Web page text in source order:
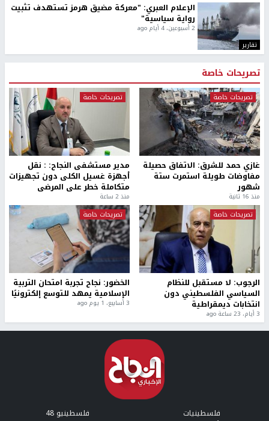
تقارير
الإعلام العبري: "معركة مضيق هرمز تستهدف تثبيت
رواية سياسية"
2 أسبوعين، 4 أيام ago
تصريحات خاصة
تصريحات خاصة
غازي حمد للشرق: الاتفاق حصيلة
مفاوضات طويلة استمرت ستة
شهور
منذ 16 ثانية
تصريحات خاصة
مدير مستشفى النجاح: : نقل
أجهزة غسيل الكلى دون تجهيزات
متكاملة خطر على المرضى
منذ 2 ساعة
تصريحات خاصة
الرجوب: لا مستقبل للنظام
السياسي الفلسطيني دون
انتخابات ديمقراطية
3 أيام، 23 ساعة ago
تصريحات خاصة
الخضور: نجاح تجربة امتحان التربية
الإسلامية يمهد للتوسع إلكترونيًا
3 أسابيع، 1 يوم ago
فلسطينيات فلسطينيو 48